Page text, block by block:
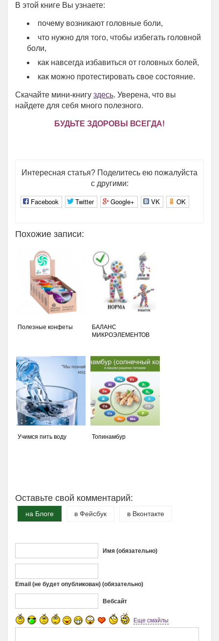
В этой книге Вы узнаете:
почему возникают головные боли,
что нужно для того, чтобы избегать головной
боли,
как навсегда избавиться от головных болей,
как можно протестировать свое состояние.
Скачайте мини-книгу здесь. Уверена, что вы
найдете для себя много полезного.
БУДЬТЕ ЗДОРОВЫ ВСЕГДА!
Интересная статья? Поделитесь ею пожалуйста
с другими:
Facebook Twitter Google+ VK OK
Похожие записи:
Полезные конфеты
БАЛАНС
МИКРОЭЛЕМЕНТОВ
Учимся пить воду Топинамбур
Оставьте свой комментарий:
на Блоге в Фейсбук в Вконтакте
Имя (обязательно)
Email (не будет опубликован) (обязательно)
Вебсайт
Еще смайлы